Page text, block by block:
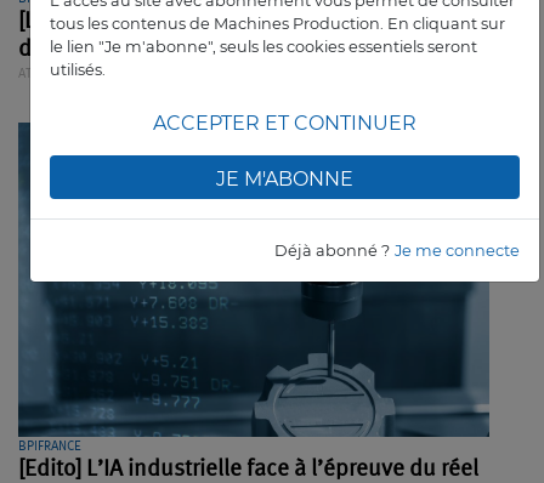
tous les contenus de Machines Production. En cliquant sur
le lien "Je m'abonne", seuls les cookies essentiels seront
utilisés.
ACCEPTER ET CONTINUER
JE M'ABONNE
Déjà abonné ? Je me connecte
[Livre] Un guide pour bien structurer sa
démarche IA
ATELIER ARTICLE
BPIFRANCE
[Edito] L’IA industrielle face à l’épreuve du réel